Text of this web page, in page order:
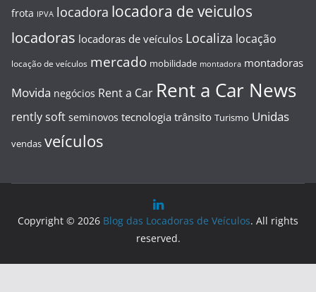
frota IPVA locadora locadora de veiculos
locadoras locadoras de veículos Localiza locação
locação de veículos mercado mobilidade montadora montadoras
Movida negócios Rent a Car Rent a Car News
rently soft seminovos tecnologia trânsito Turismo Unidas
vendas veículos
Copyright © 2026 Blog das Locadoras de Veículos. All rights
reserved.